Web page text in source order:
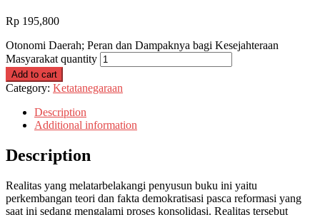
Rp 195,800
Otonomi Daerah; Peran dan Dampaknya bagi Kesejahteraan
Masyarakat quantity
Add to cart
Category: Ketatanegaraan
Description
Additional information
Description
Realitas yang melatarbelakangi penyusun buku ini yaitu
perkembangan teori dan fakta demokratisasi pasca reformasi yang
saat ini sedang mengalami proses konsolidasi. Realitas tersebut